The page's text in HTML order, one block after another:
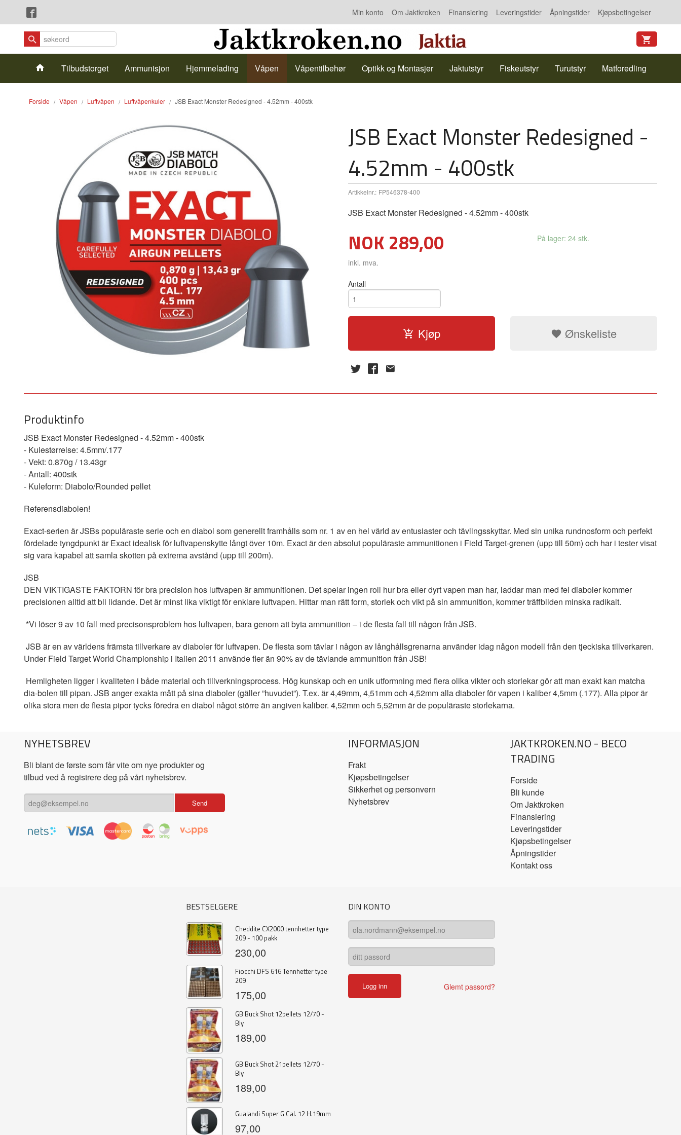
innholdet
Min konto Om Jaktkroken Finansiering Leveringstider Åpningstider Kjøpsbetingelser
Kontakt oss
ProdukterTilbudstorget Ammunisjon Hjemmelading Våpen Våpentilbehør Optikk og Montasjer Jaktutstyr Fiskeutstyr Turutstyr Matforedling
Forside Våpen Luftvåpen Luftvåpenkuler JSB Exact Monster Redesigned - 4.52mm - 400stk
JSB Exact Monster Redesigned -
4.52mm - 400stk
Artikkelnr.: FP546378-400
JSB Exact Monster Redesigned - 4.52mm - 400stk
Pris
NOK 289,00
inkl. mva.
På lager: 24 stk.
Antall
Kjøp Ønskeliste
Produktinfo
JSB Exact Monster Redesigned - 4.52mm - 400stk
- Kulestørrelse: 4.5mm/.177
- Vekt: 0.870g / 13.43gr
- Antall: 400stk
- Kuleform: Diabolo/Rounded pellet
Referensdiabolen!
Exact-serien är JSBs populäraste serie och en diabol som generellt framhålls som nr. 1 av en hel värld av entusiaster och tävlingsskyttar. Med sin unika rundnosform och perfekt
fördelade tyngdpunkt är Exact idealisk för luftvapenskytte långt över 10m. Exact är den absolut populäraste ammunitionen i Field Target-grenen (upp till 50m) och har i tester visat
sig vara kapabel att samla skotten på extrema avstånd (upp till 200m).
JSB
DEN VIKTIGASTE FAKTORN för bra precision hos luftvapen är ammunitionen. Det spelar ingen roll hur bra eller dyrt vapen man har, laddar man med fel diaboler kommer
precisionen alltid att bli lidande. Det är minst lika viktigt för enklare luftvapen. Hittar man rätt form, storlek och vikt på sin ammunition, kommer träffbilden minska radikalt.
*Vi löser 9 av 10 fall med precisonsproblem hos luftvapen, bara genom att byta ammunition – i de flesta fall till någon från JSB.
JSB är en av världens främsta tillverkare av diaboler för luftvapen. De flesta som tävlar i någon av långhållsgrenarna använder idag någon modell från den tjeckiska tillverkaren.
Under Field Target World Championship i Italien 2011 använde fler än 90% av de tävlande ammunition från JSB!
Hemligheten ligger i kvaliteten i både material och tillverkningsprocess. Hög kunskap och en unik utformning med flera olika vikter och storlekar gör att man exakt kan matcha
dia-bolen till pipan. JSB anger exakta mått på sina diaboler (gäller ”huvudet”). T.ex. är 4,49mm, 4,51mm och 4,52mm alla diaboler för vapen i kaliber 4,5mm (.177). Alla pipor är
olika stora men de flesta pipor tycks föredra en diabol något större än angiven kaliber. 4,52mm och 5,52mm är de populäraste storlekarna.
NYHETSBREV
Bli blant de første som får vite om nye produkter og
tilbud ved å registrere deg på vårt nyhetsbrev.
INFORMASJON
Frakt
Kjøpsbetingelser
Sikkerhet og personvern
Nyhetsbrev
JAKTKROKEN.NO - BECO
TRADING
Forside
Bli kunde
Om Jaktkroken
Finansiering
Leveringstider
Kjøpsbetingelser
Åpningstider
Kontakt oss
BESTSELGERE
Cheddite CX2000 tennhetter type
209 - 100 pakk
230,00
Fiocchi DFS 616 Tennhetter type
209
175,00
GB Buck Shot 12pellets 12/70 -
Bly
189,00
GB Buck Shot 21pellets 12/70 -
Bly
189,00
Gualandi Super G Cal. 12 H.19mm
97,00
DIN KONTO
Glemt passord?